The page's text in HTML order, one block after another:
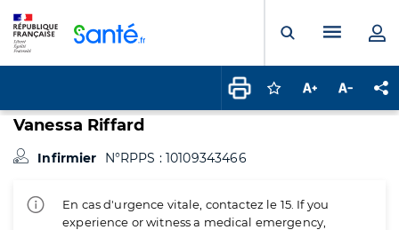
Ouvrir laMenu
Connectez-vous
Augmenter la
Vanessa Riffard
Infirmier N°RPPS : 10109343466
En cas d'urgence vitale, contactez le 15. If you
experience or witness a medical emergency,